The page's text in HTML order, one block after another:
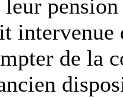
leur
de la